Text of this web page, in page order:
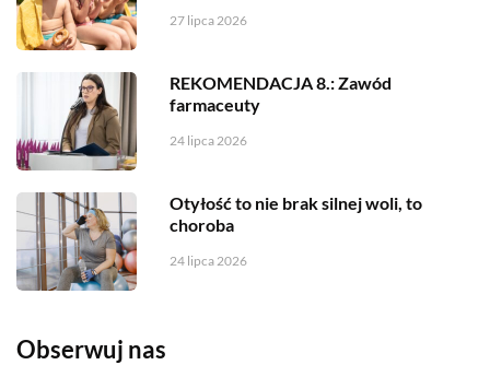
27 lipca 2026
REKOMENDACJA 8.: Zawód
farmaceuty
24 lipca 2026
Otyłość to nie brak silnej woli, to
choroba
24 lipca 2026
Obserwuj nas